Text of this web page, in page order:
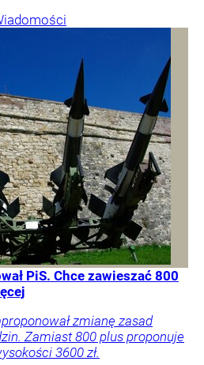
PiS. Chce zawieszać 800
zmianę zasad
Zamiast 800 plus proponuje
3600 zł.